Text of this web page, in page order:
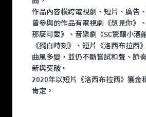
作品內容橫跨電視劇、短片、廣告
曾參與的作品有電視劇《想見你》
那麼可愛》、音樂劇《SC驚釀小酒
《獨白時刻》、短片《洛西布拉西
曲風多變，並仍不斷嘗試和聲、節
新與突破。
2020年以短片《洛西布拉西》獲金
肯定。